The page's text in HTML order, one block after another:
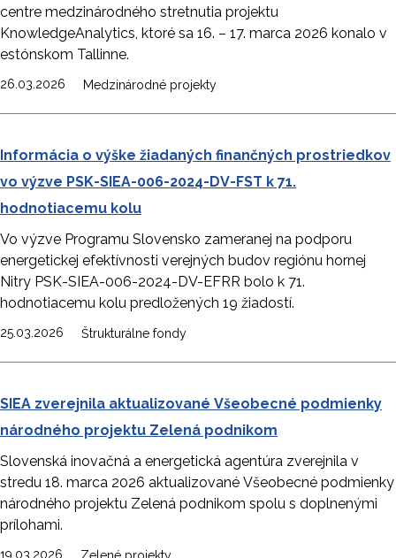
centre medzinárodného stretnutia projektu
KnowledgeAnalytics, ktoré sa 16. – 17. marca 2026 konalo v
estónskom Tallinne.
26.03.2026 Medzinárodné projekty
Informácia o výške žiadaných finančných prostriedkov
vo výzve PSK-SIEA-006-2024-DV-FST k 71.
hodnotiacemu kolu
Vo výzve Programu Slovensko zameranej na podporu
energetickej efektívnosti verejných budov regiónu hornej
Nitry PSK-SIEA-006-2024-DV-EFRR bolo k 71.
hodnotiacemu kolu predložených 19 žiadostí.
25.03.2026 Štrukturálne fondy
SIEA zverejnila aktualizované Všeobecné podmienky
národného projektu Zelená podnikom
Slovenská inovačná a energetická agentúra zverejnila v
stredu 18. marca 2026 aktualizované Všeobecné podmienky
národného projektu Zelená podnikom spolu s doplnenými
prílohami.
19.03.2026 Zelené projekty